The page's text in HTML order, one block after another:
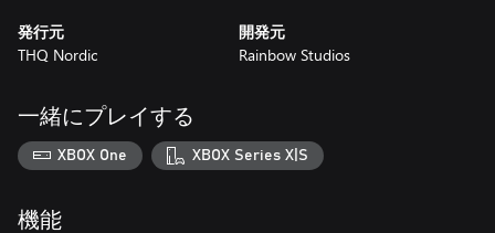
発行元
THQ Nordic
開発元
Rainbow Studios
一緒にプレイする
XBOX One XBOX Series X|S
機能